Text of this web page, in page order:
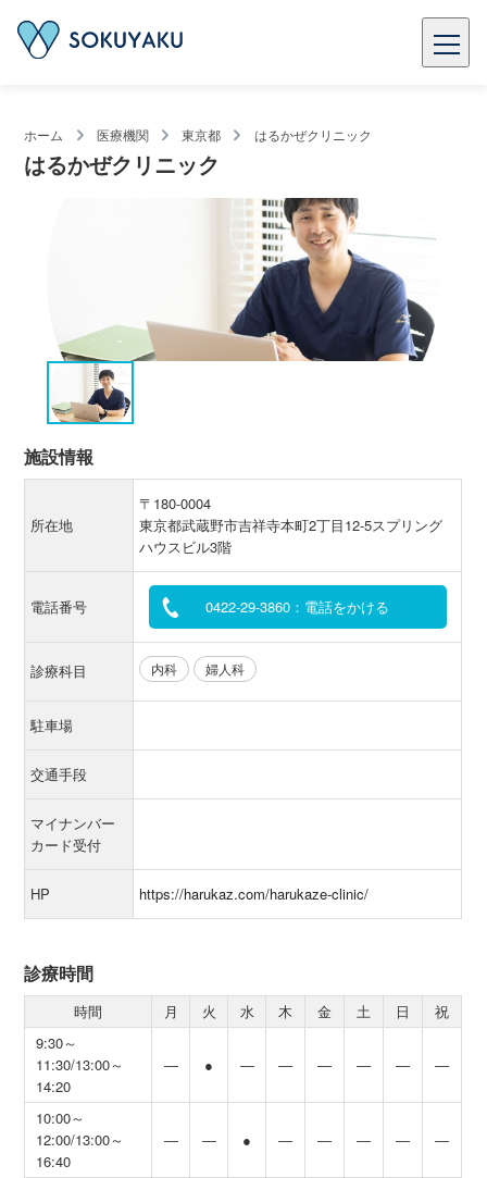
ホーム 医療機関 東京都 はるかぜクリニック
はるかぜクリニック
施設情報
所在地
〒180-0004
東京都武蔵野市吉祥寺本町2丁目12-5スプリング
ハウスビル3階
電話番号 0422-29-3860：電話をかける
診療科目 内科 婦人科
駐車場
交通手段
マイナンバー
カード受付
HP https://harukaz.com/harukaze-clinic/
診療時間
時間 月 火 水 木 金 土 日
祝
9:30～
11:30/13:00～
14:20
― ● ― ― ― ― ― ―
10:00～
12:00/13:00～
16:40
― ― ● ― ― ― ― ―